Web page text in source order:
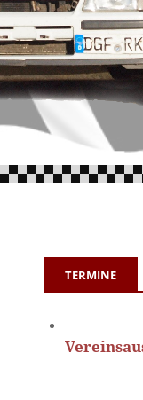
TERMINE